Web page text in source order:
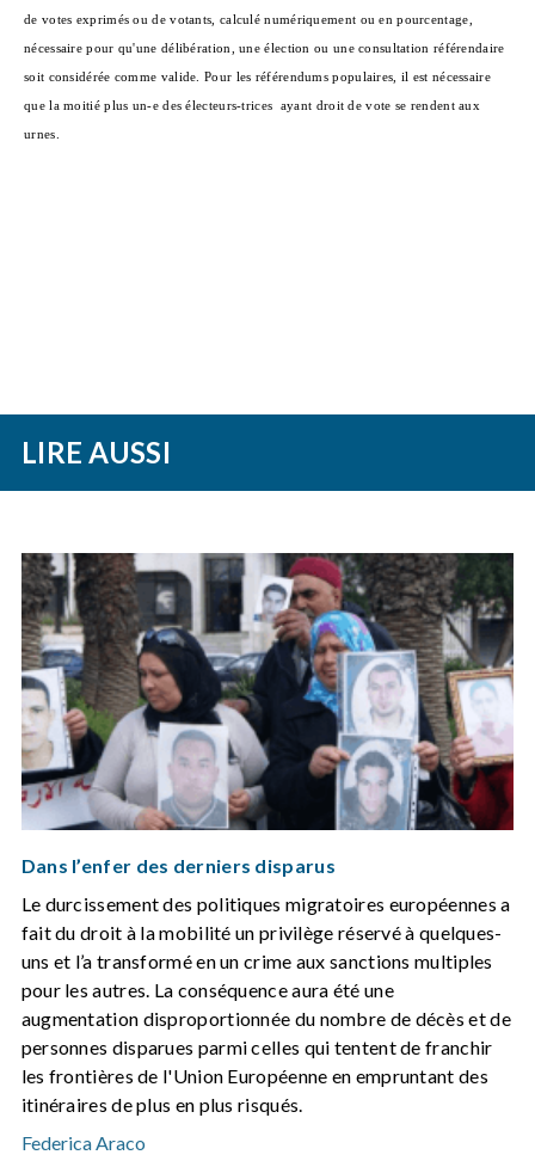
de votes exprimés ou de votants, calculé numériquement ou en pourcentage,
nécessaire pour qu'une délibération, une élection ou une consultation référendaire
soit considérée comme valide. Pour les référendums populaires, il est nécessaire
que la moitié plus un-e des électeurs-trices ayant droit de vote se rendent aux
urnes.
LIRE AUSSI
Dans l’enfer des derniers disparus
Le durcissement des politiques migratoires européennes a
fait du droit à la mobilité un privilège réservé à quelques-
uns et l’a transformé en un crime aux sanctions multiples
pour les autres. La conséquence aura été une
augmentation disproportionnée du nombre de décès et de
personnes disparues parmi celles qui tentent de franchir
les frontières de l'Union Européenne en empruntant des
itinéraires de plus en plus risqués.
Federica Araco